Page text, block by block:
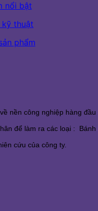
nổi bật
kỹ thuật
phẩm
nền công nghiệp hàng
để làm ra các loại :
cứu của công ty.